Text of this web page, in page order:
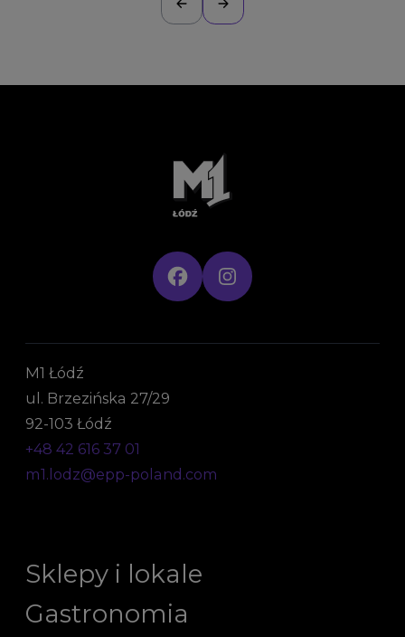
M1 Łódź
ul. Brzezińska 27/29
92-103 Łódź
+48 42 616 37 01
m1.lodz@epp-poland.com
Sklepy i lokale
Gastronomia